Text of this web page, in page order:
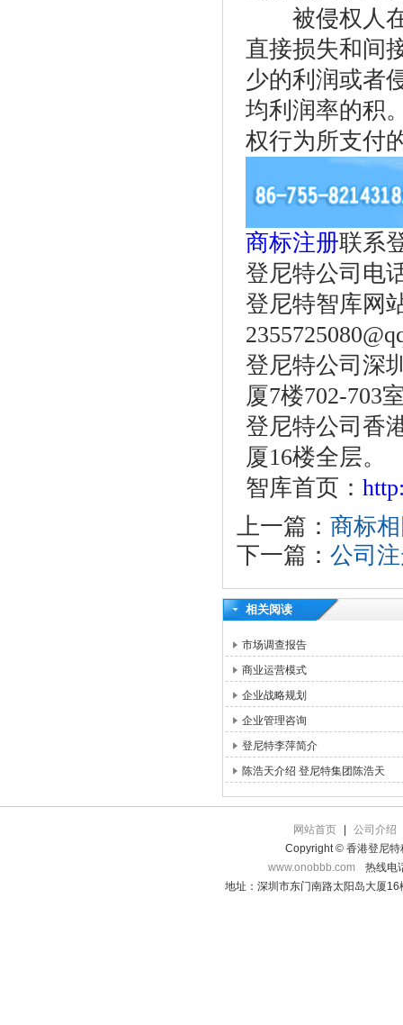
被侵权人在
直接损失和间
少的利润或者
均利润率的积
权行为所支付
商标注册联系
登尼特公司电
登尼特智库网
登尼特公司深
厦7楼702-703
登尼特公司香
厦16楼全层。
智库首页：
上一篇： 商标
下一篇： 公司
相关阅读
市场调查报告
商业运营模式
企业战略规划
企业管理咨询
登尼特李萍简介
陈浩天介绍 登尼特集团陈浩天
网站首页
公司介绍
Copyright © 香港登尼特
www.onobbb.com
热线电
地址：深圳市东门南路太阳岛大厦